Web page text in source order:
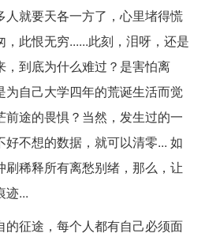
人就要天各一方了，心里堵得慌
此恨无穷......此刻，泪呀，还是
，到底为什么难过？是害怕离
为自己大学四年的荒诞生活而觉
途的畏惧？当然，发生过的一
不想的数据，就可以清零... 如
稀释所有离愁别绪，那么，让
迹...
的征途，每个人都有自己必须面